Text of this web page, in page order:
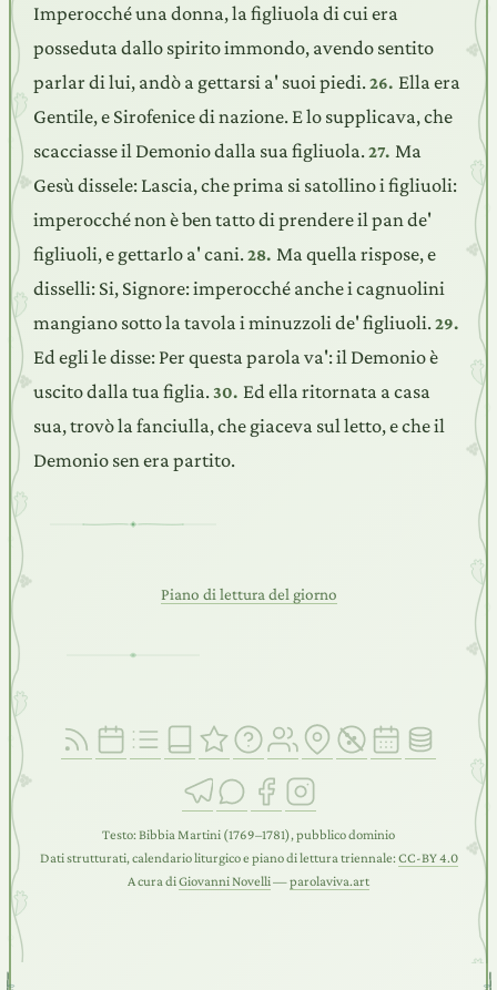
Imperocché una donna, la figliuola di cui era
posseduta dallo spirito immondo, avendo sentito
parlar di lui, andò a gettarsi a' suoi piedi.26. Ella era
Gentile, e Sirofenice di nazione. E lo supplicava, che
scacciasse il Demonio dalla sua figliuola.27. Ma
Gesù dissele: Lascia, che prima si satollino i figliuoli:
imperocché non è ben tatto di prendere il pan de'
figliuoli, e gettarlo a' cani.28. Ma quella rispose, e
disselli: Si, Signore: imperocché anche i cagnuolini
mangiano sotto la tavola i minuzzoli de' figliuoli.29.
Ed egli le disse: Per questa parola va': il Demonio è
uscito dalla tua figlia.30. Ed ella ritornata a casa
sua, trovò la fanciulla, che giaceva sul letto, e che il
Demonio sen era partito.
Piano di lettura del giorno
Testo: Bibbia Martini (1769–1781), pubblico dominio
Dati strutturati, calendario liturgico e piano di lettura triennale: CC-BY 4.0
A cura diGiovanni Novelli—parolaviva.art